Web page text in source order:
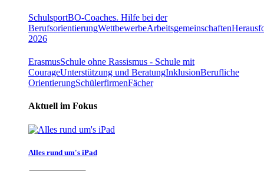
SchulsportBO-Coaches. Hilfe bei der
BerufsorientierungWettbewerbeArbeitsgemeinschaften
2026
ErasmusSchule ohne Rassismus - Schule mit
CourageUnterstützung und BeratungInklusionBerufliche
OrientierungSchülerfirmenFächer
Aktuell im Fokus
Alles rund um's iPad